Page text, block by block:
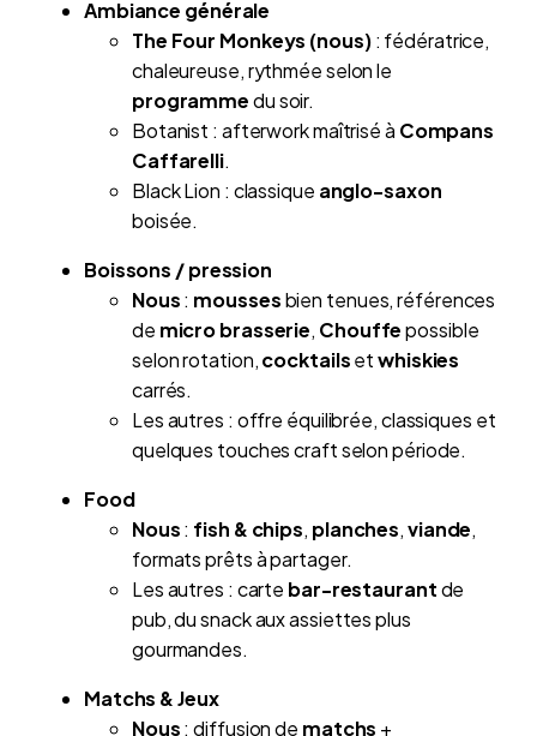
Ambiance générale
The Four Monkeys (nous): fédératrice,
chaleureuse, rythmée selon le
programmedu soir.
Botanist : afterwork maîtrisé à Compans
Caffarelli.
Black Lion : classique anglo-saxon
boisée.
Boissons / pression
Nous: moussesbien tenues, références
de micro brasserie, Chouffepossible
selon rotation,cocktailsetwhiskies
carrés.
Les autres : offre équilibrée, classiques et
quelques touches craft selon période.
Food
Nous: fish & chips, planches,viande,
formats prêts à partager.
Les autres : carte bar-restaurantde
pub, du snack aux assiettes plus
gourmandes.
Matchs & Jeux
Nous: diffusion de matchs +